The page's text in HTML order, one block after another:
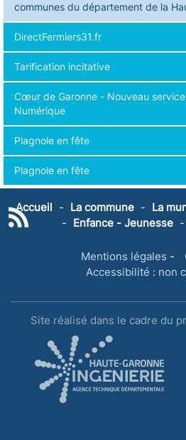
communes du département de la
DirectFermiers31.fr
Tarification incitative
Cœur de Garonne - Nouveau
Numérique
Plagnole en fête
Plagnole en fête
Accueil - La commune - La
- Enfance - Jeunesse -
Mentions légales -
Accessibilité : non
Site réalisé dans le cadre du